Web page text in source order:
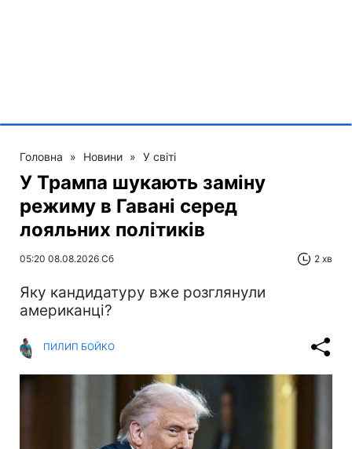
Головна » Новини » У світі
У Трампа шукають заміну
режиму в Гавані серед
лояльних політиків
05:20 08.08.2026 Сб 2 хв
Яку кандидатуру вже розглянули
американці?
ПИЛИП БОЙКО